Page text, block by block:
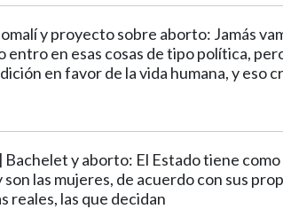
y proyecto sobre aborto: Jamás
entro en esas cosas de tipo política,
en favor de la vida humana, y eso
y aborto: El Estado tiene como
las mujeres, de acuerdo con sus
reales, las que decidan